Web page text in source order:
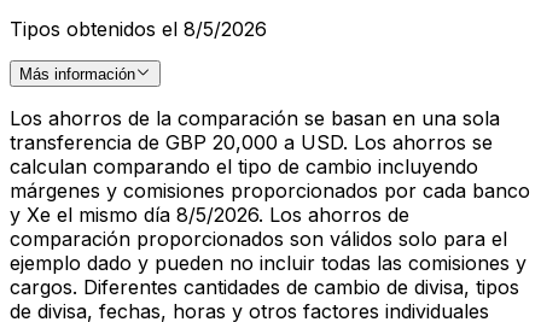
Tipos obtenidos el 8/5/2026
Más información
Los ahorros de la comparación se basan en una sola
transferencia de GBP 20,000 a USD. Los ahorros se
calculan comparando el tipo de cambio incluyendo
márgenes y comisiones proporcionados por cada banco
y Xe el mismo día 8/5/2026. Los ahorros de
comparación proporcionados son válidos solo para el
ejemplo dado y pueden no incluir todas las comisiones y
cargos. Diferentes cantidades de cambio de divisa, tipos
de divisa, fechas, horas y otros factores individuales